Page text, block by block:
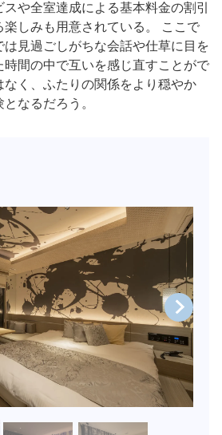
や全室達成による基本料金の割引
楽しみも用意されている。 ここで
見過ごしがちな会話や仕草に目を
時間の中で互いを感じ直すことがで
なく、ふたりの関係をより穏やか
なるだろう。